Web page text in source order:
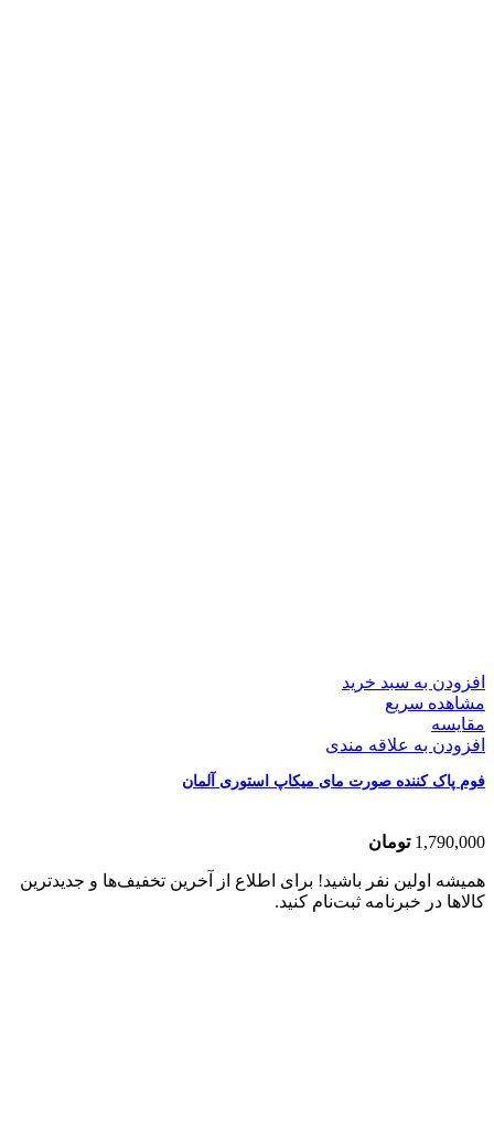
افزودن به سبد خرید
مشاهده سریع
مقایسه
افزودن به علاقه مندی
فوم پاک کننده صورت مای میکاپ استوری آلمان
1,790,000 تومان
همیشه اولین نفر باشید! برای اطلاع از آخرین تخفیف‌ها و جدیدترین
کالاها در خبرنامه ثبت‌نام کنید.